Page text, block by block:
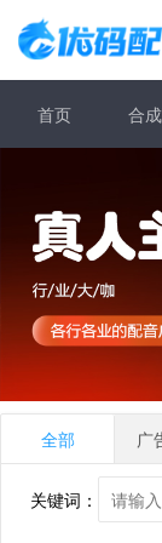
首页 合
全部 广
关键词：